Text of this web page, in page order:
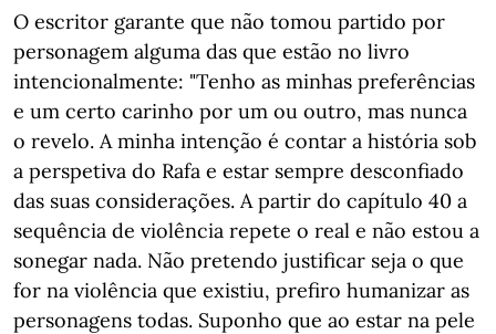
O escritor garante que não tomou partido por
personagem alguma das que estão no livro
intencionalmente: "Tenho as minhas preferências
e um certo carinho por um ou outro, mas nunca
o revelo. A minha intenção é contar a história sob
a perspetiva do Rafa e estar sempre desconfiado
das suas considerações. A partir do capítulo 40 a
sequência de violência repete o real e não estou a
sonegar nada. Não pretendo justificar seja o que
for na violência que existiu, prefiro humanizar as
personagens todas. Suponho que ao estar na pele